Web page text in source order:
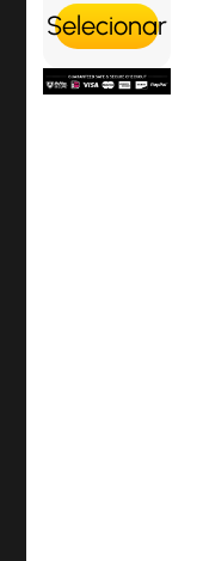
Selecionar